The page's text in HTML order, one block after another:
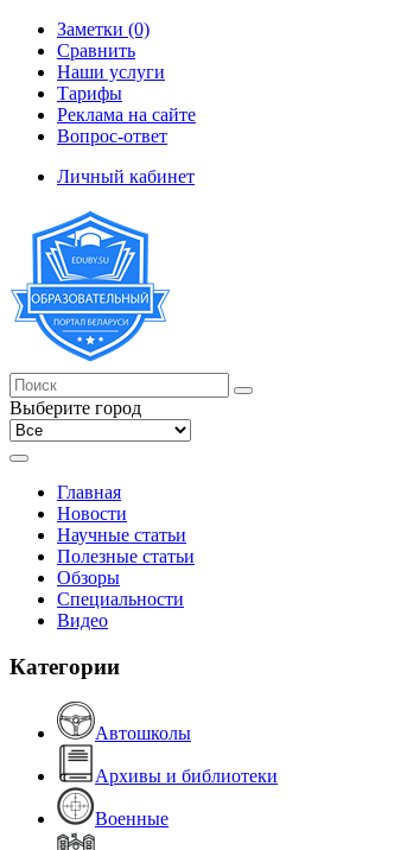
Заметки (0)
Сравнить
Наши услуги
Тарифы
Реклама на сайте
Вопрос-ответ
Личный кабинет
Выберите город
Главная
Новости
Научные статьи
Полезные статьи
Обзоры
Специальности
Видео
Категории
Автошколы
Архивы и библиотеки
Военные